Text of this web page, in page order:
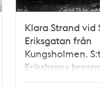
Klara Strand vid
Eriksgatan från
Kungsholmen.
Eriksbrons
under byggnad. I